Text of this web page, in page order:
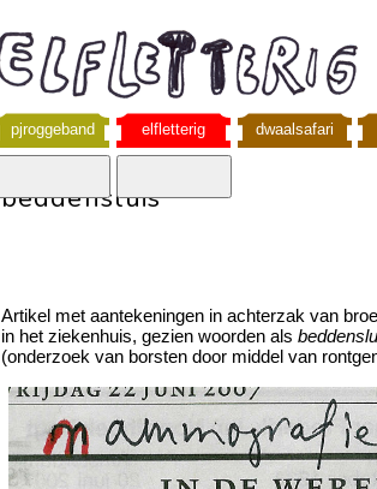
pjroggeband elfletterig dwaalsafari
beddensluis
Artikel met aantekeningen in achterzak van
in het ziekenhuis, gezien woorden als
(onderzoek van borsten door middel van